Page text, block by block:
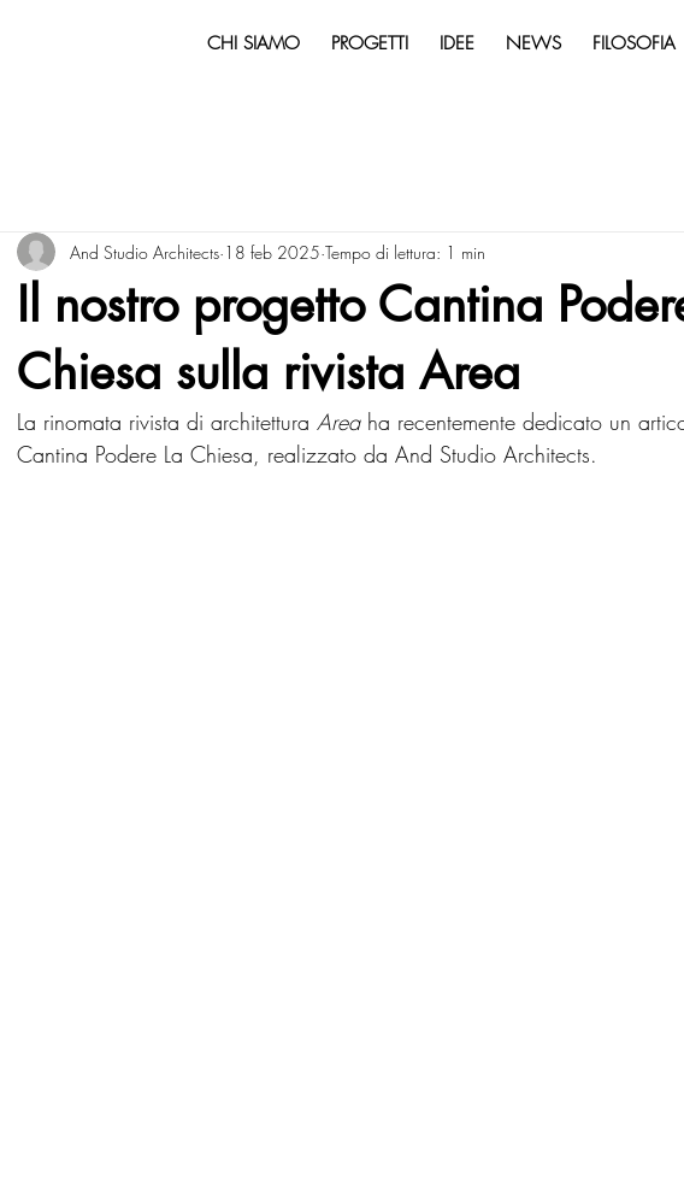
CHI SIAMO PROGETTI IDEE NEWS FILOSOFIA
Il nostro progetto Cantina
Chiesa sulla rivista Area
And Studio Architects 18 feb 2025 Tempo di lettura: 1 min
La rinomata rivista di architettura Area ha recentemente dedicato un
Cantina Podere La Chiesa, realizzato da And Studio Architects.